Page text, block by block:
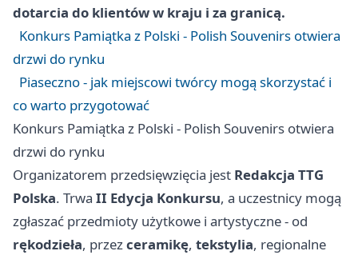
dotarcia do klientów w kraju i za granicą.
Konkurs Pamiątka z Polski - Polish Souvenirs otwiera
drzwi do rynku
Piaseczno - jak miejscowi twórcy mogą skorzystać i
co warto przygotować
Konkurs Pamiątka z Polski - Polish Souvenirs otwiera
drzwi do rynku
Organizatorem przedsięwzięcia jest Redakcja TTG
Polska. Trwa II Edycja Konkursu, a uczestnicy mogą
zgłaszać przedmioty użytkowe i artystyczne - od
rękodzieła, przezceramikę, tekstylia, regionalne